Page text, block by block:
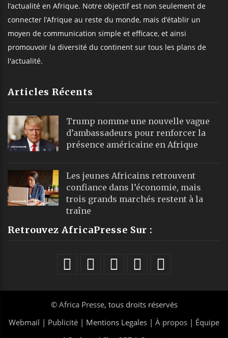
l’actualité en Afrique. Notre objectif est non seulement de
connecter l’Afrique au reste du monde, mais d’établir un
moyen de communication simple et efficace, et ainsi
promouvoir la diversité du continent sur tous les plans de
l'actualité.
Articles Récents
Trump nomme une nouvelle vague
d’ambassadeurs pour renforcer la
présence américaine en Afrique
Les jeunes Africains retrouvent
confiance dans l’économie, mais
trois grands marchés restent à la
traîne
Retrouvez AfricaPresse Sur :
© Africa Presse, tous droits réservés
Webmail | Publicité | Mentions Legales | À propos | Équipe